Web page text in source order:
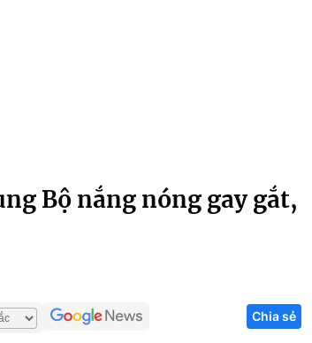
Infographic
sinh
Hitech Công
Bộ nắng nóng gay gắt,
Chia sẻ